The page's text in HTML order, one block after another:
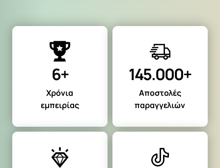
6+
Χρόνια
εμπειρίας
145.000+
Αποστολές
παραγγελιών